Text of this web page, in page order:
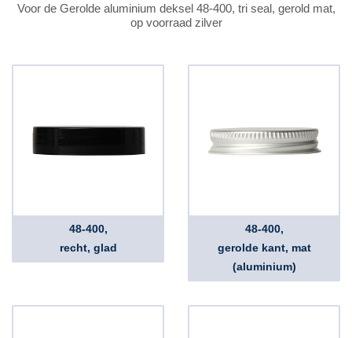
Voor de Gerolde aluminium deksel 48-400, tri seal, gerold mat,
op voorraad zilver
48-400,
recht, glad
48-400,
gerolde kant, mat
(aluminium)